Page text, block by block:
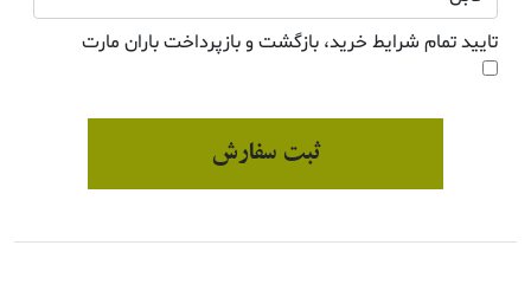
تایید تمام شرایط خرید، بازگشت و بازپرداخت باران مارت
ثبت سفارش